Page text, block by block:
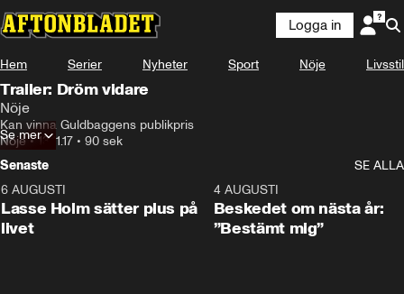
Logga in
Hem Serier Nyheter Sport Nöje Livsstil
Trailer: Dröm vidare
Nöje
Kan vinna Guldbaggens publikpris
Nöje•13.11.17 • 90 sek
Se mer
Senaste
SE ALLA
6 AUGUSTI
Lasse Holm sätter plus på
livet
4 AUGUSTI
Beskedet om nästa år:
”Bestämt mig”